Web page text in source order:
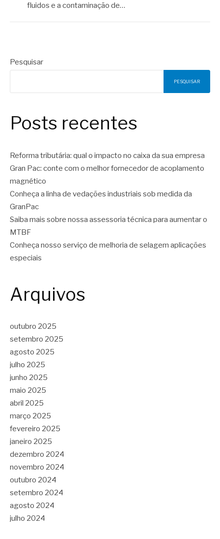
fluidos e a contaminação de…
Pesquisar
PESQUISAR
Posts recentes
Reforma tributária: qual o impacto no caixa da sua empresa
Gran Pac: conte com o melhor fornecedor de acoplamento
magnético
Conheça a linha de vedações industriais sob medida da
GranPac
Saiba mais sobre nossa assessoria técnica para aumentar o
MTBF
Conheça nosso serviço de melhoria de selagem aplicações
especiais
Arquivos
outubro 2025
setembro 2025
agosto 2025
julho 2025
junho 2025
maio 2025
abril 2025
março 2025
fevereiro 2025
janeiro 2025
dezembro 2024
novembro 2024
outubro 2024
setembro 2024
agosto 2024
julho 2024